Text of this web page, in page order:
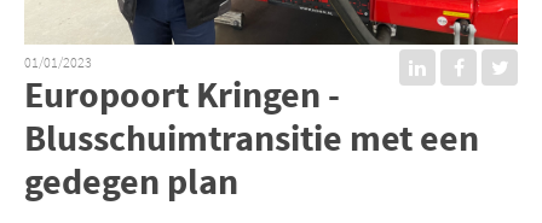
01/01/2023
Europoort Kringen -
Blusschuimtransitie met een
gedegen plan